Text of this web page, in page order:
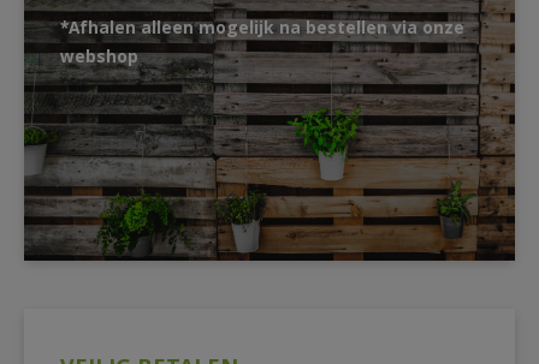
*Afhalen alleen mogelijk na bestellen via onze
webshop